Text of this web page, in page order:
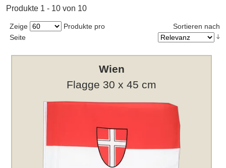
Produkte 1 - 10 von 10
Zeige
Produkte pro
Seite
Sortieren nach
Wien
Flagge 30 x 45 cm